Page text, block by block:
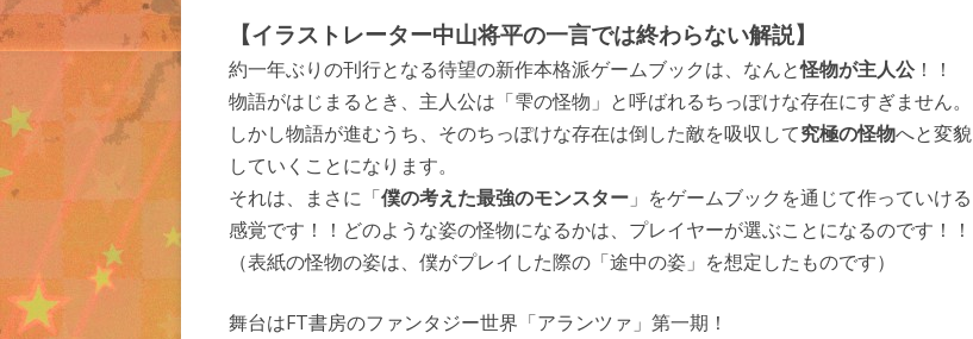
【イラストレーター中山将平の一言では終わらない解説】
約一年ぶりの刊行となる待望の新作本格派ゲームブックは、なんと怪物が主人公！！
物語がはじまるとき、主人公は「雫の怪物」と呼ばれるちっぽけな存在にすぎません。
しかし物語が進むうち、そのちっぽけな存在は倒した敵を吸収して究極の怪物へと変貌
していくことになります。
それは、まさに「僕の考えた最強のモンスター 」をゲームブックを通じて作っていける
感覚です！！どのような姿の怪物になるかは、プレイヤーが選ぶことになるのです！！
（表紙の怪物の姿は、僕がプレイした際の「途中の姿」を想定したものです）
舞台はFT書房のファンタジー世界「アランツァ」第一期！